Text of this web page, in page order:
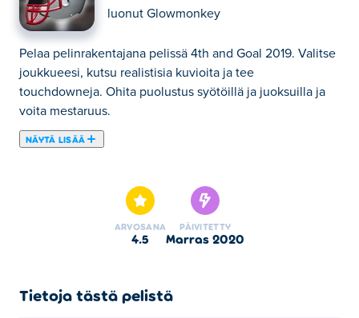
luonut Glowmonkey
Pelaa pelinrakentajana pelissä 4th and Goal 2019. Valitse
joukkueesi, kutsu realistisia kuvioita ja tee
touchdowneja. Ohita puolustus syötöillä ja juoksuilla ja
voita mestaruus.
NÄYTÄ LISÄÄ
ARVOSANA
4.5
PÄIVITETTY
marras 2020
Tietoja tästä pelistä